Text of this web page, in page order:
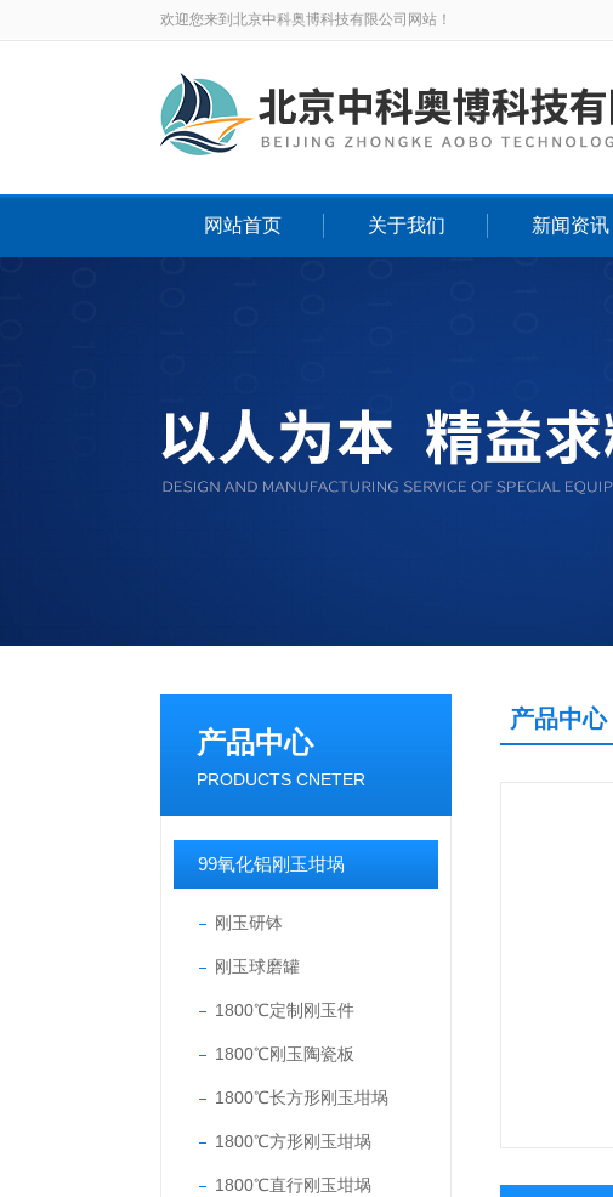
欢迎您来到北京中科奥博科技有限公司网站！
网站首页 关于我们 新闻资讯
产品中心
PRODUCTS CNETER
99氧化铝刚玉坩埚
刚玉研钵
刚玉球磨罐
1800℃定制刚玉件
1800℃刚玉陶瓷板
1800℃长方形刚玉坩埚
1800℃方形刚玉坩埚
1800℃直行刚玉坩埚
产品中心